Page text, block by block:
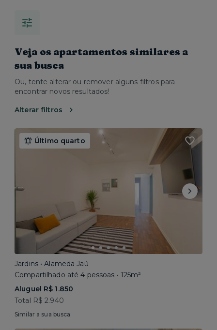
Veja os apartamentos similares a
sua busca
Ou, tente alterar ou remover alguns filtros para
encontrar novos resultados!
Alterar filtros
Último quarto
Jardins • Alameda Jaú
Compartilhado até 4 pessoas • 125m²
Aluguel R$ 1.850
Total R$ 2.940
Similar a sua busca